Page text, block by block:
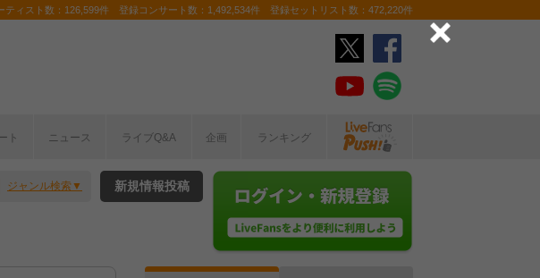
ティスト数：126,599件 登録コンサート数：1,492,534件 登録セットリスト数：472,220件
ト ニュース ライブQ&A 企画 ランキング
ジャンル検索 新規情報投稿